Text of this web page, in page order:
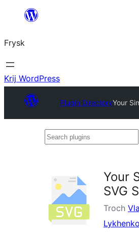
Fierder
ynhâld
Frysk
Krij WordPress
Plugin DirectoryYour
Search
Your
SVG
Troch
Lykhenko